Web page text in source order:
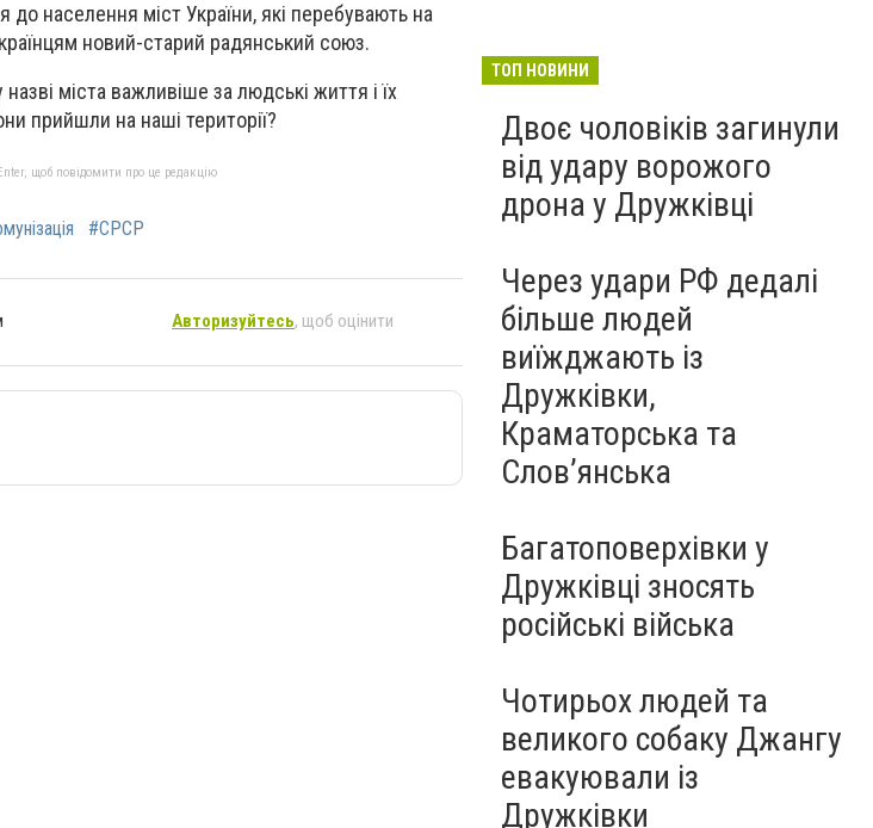
до населення міст України, які перебувають на
новий-старий радянський союз.
міста важливіше за людські життя і їх
прийшли на наші території?
щоб повідомити про це редакцію
#СРСР
Авторизуйтесь, щоб оцінити
ТОП НОВИНИ
Двоє чоловіків загинули
від удару ворожого
дрона у Дружківці
Через удари РФ дедалі
більше людей
виїжджають із
Дружківки,
Краматорська та
Слов’янська
Багатоповерхівки у
Дружківці зносять
російські війська
Чотирьох людей та
великого собаку Джангу
евакуювали із
Дружківки